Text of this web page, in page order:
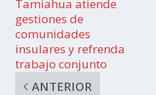
Tamiahua atiende
gestiones de
comunidades
insulares y refrenda
trabajo conjunto
ANTERIOR